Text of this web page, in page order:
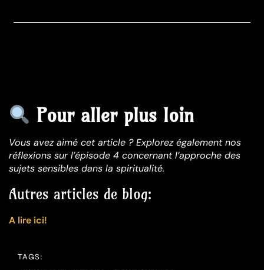
Pour aller plus loin
Vous avez aimé cet article ? Explorez également nos
réflexions sur l’épisode 4 concernant l’approche des
sujets sensibles dans la spiritualité.
Autres articles de blog:
A lire ici!
TAGS: